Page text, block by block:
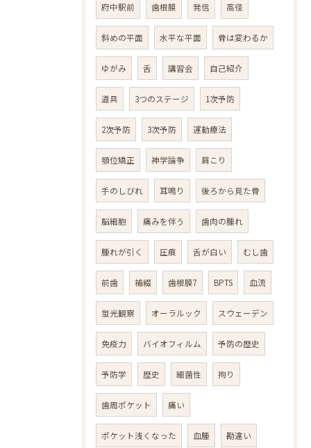
府中駅前 歯根膜 発信 高径
斜めの平面 水平な平面 骨は変わるか
ゆがみ 舌 講習会 自己紹介
道具 3つのステージ 1次予防
2次予防 3次予防 運動療法
顎位矯正 神学論争 肩こり
手のしびれ 耳鳴り 後ろから見た骨
脳細胞 痛みを伴う 歯肉の腫れ
腫れが引く 圧痕 舌が白い むし歯
前歯 補綴 歯根膜7 BPTS 血流
蛍光観察 オーラルック スウェーデン
免疫力 バイオフィルム 予防の歴史
予防学 歴史 細菌性 拘り
歯周ポケット 痛い
ポケット浅くなった 血腫 勘違い